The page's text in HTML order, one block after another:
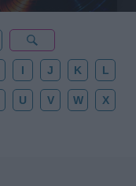
I J K L
U V W X